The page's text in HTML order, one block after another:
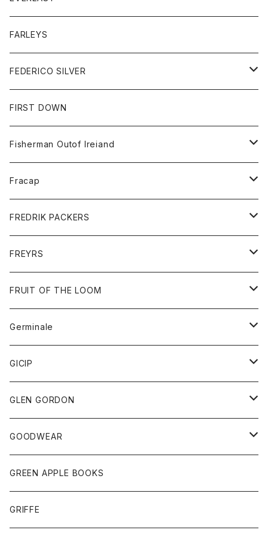
シャツ
セーター
ボトム
ショートパンツ
パンツ
レディース
コート
ジャケット
Tシャツ
ボトム
トップス
ジャケット
スエットシャツ
ボトム
スエットパンツ
グッズ
帽子
FARLEYS
FEDERICO SILVER
アクセサリー
FIRST DOWN
Fisherman Outof Ireiand
ニット
Fracap
グッズ
靴
FREDRIK PACKERS
アクセサリー
バッグ
FREYRS
サングラス
FRUIT OF THE LOOM
アウター
パーカー
グッズ
ネクタイ
チーフ
トップス
シャツ
タンクトップ
ボトム
ショートパンツ
スカート
レディース
スカート
Germinale
靴
サンダル
GICIP
トップス
Tシャツ
GLEN GORDON
グッズ
手袋
GOODWEAR
トップス
Tシャツ
GREEN APPLE BOOKS
GRIFFE